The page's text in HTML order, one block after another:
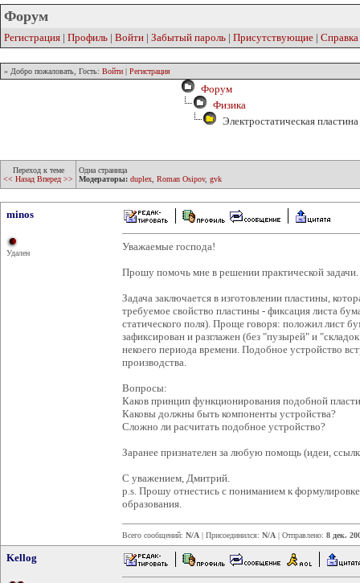
Форум
Регистрация | Профиль | Войти | Забытый пароль | Присутствующие | Справка
» Добро пожаловать, Гость: Войти | Регистрация
Форум
Физика
Электростатическая пластина
Переход к теме
<< Назад Вперед >>
Одна страница
Модераторы: duplex Roman Osipov, gvk
minos
Удален
Уважаемые господа!
Прошу помочь мне в решении практической задачи.
Задача заключается в изготовлении пластины,
требуемое свойство пластины - фиксация листа
статического поля). Проще говоря: положил лист
зафиксирован и разглажен (без "пузырей" и
некоего периода времени. Подобное устройство
производства.
Вопросы:
Каков принцип функционирования подобной
Каковы должны быть компоненты устройства?
Сложно ли расчитать подобное устройство?
Заранее признателен за любую помощь (идеи,
С уважением, Дмитрий.
p.s. Прошу отнестись с пониманием к
образования.
Всего сообщений: N/A | Присоединился: N/A | Отправлено: 8 дек.
Kellog